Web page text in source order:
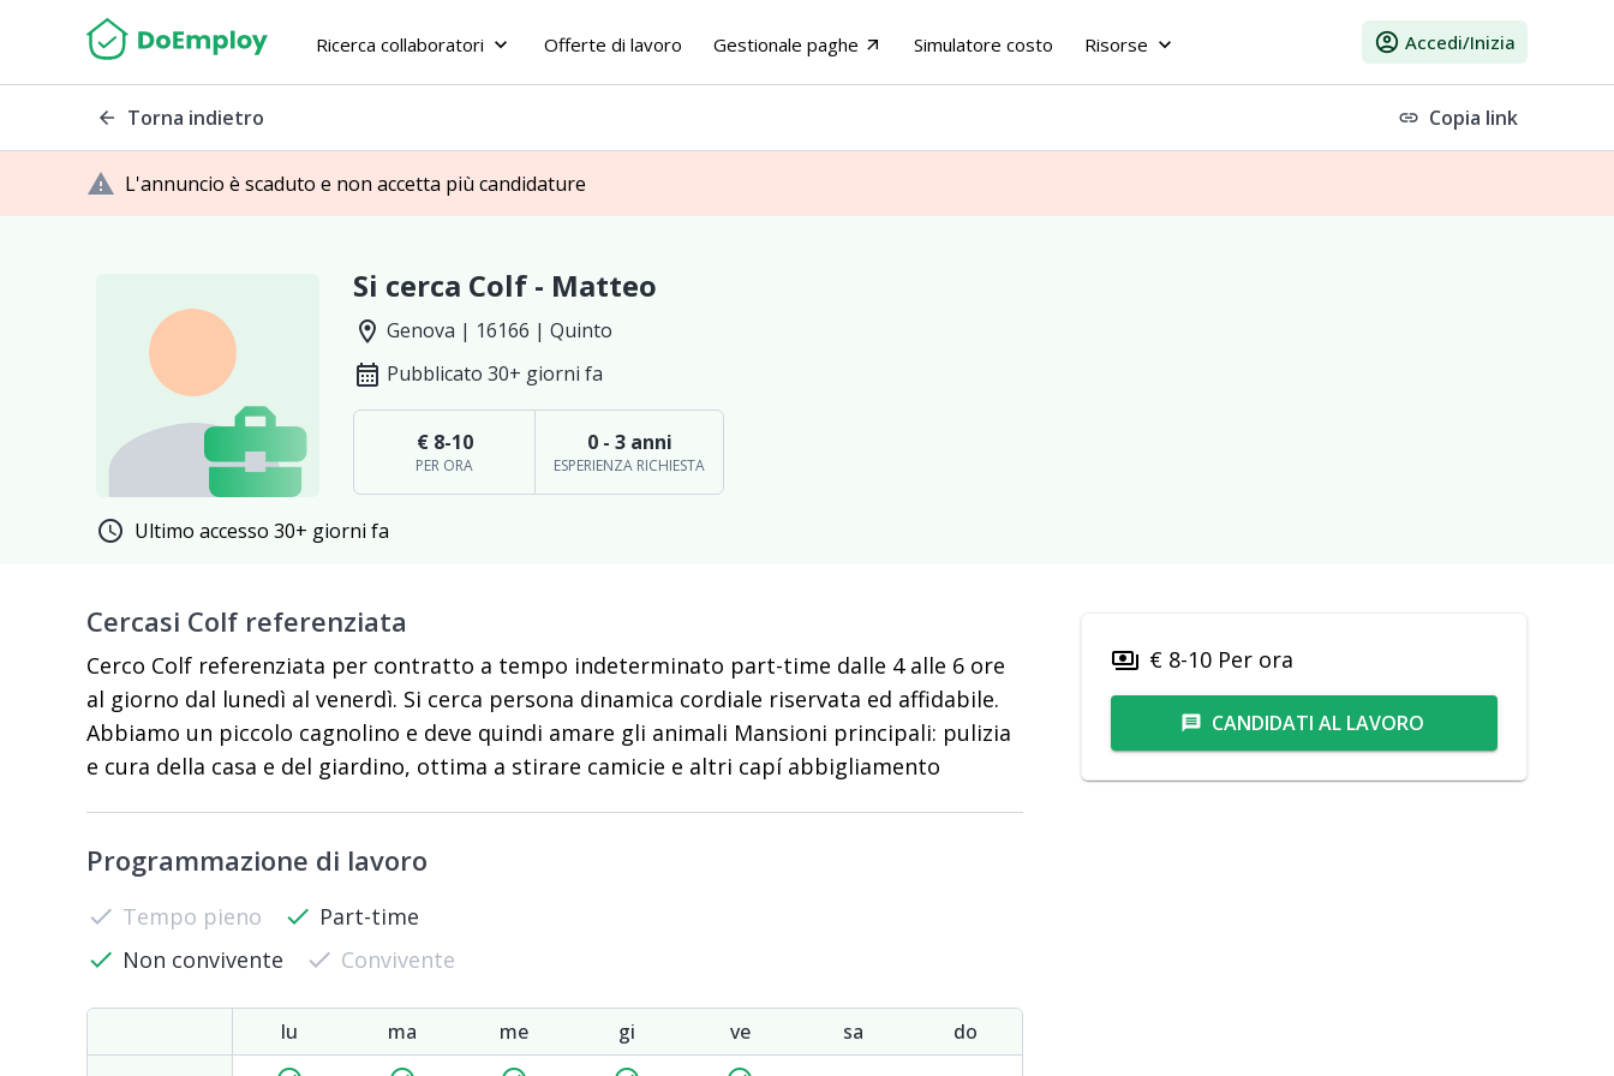
Ricerca collaboratori keyboard_arrow_down Offerte di lavoro Gestionale paghe arrow_outward Simulatore costo Risorse keyboard_arrow_down account_circle Accedi/Inizia
arrow_back Torna indietro link Copia link
warning L'annuncio è scaduto e non accetta più candidature
Si cerca Colf - Matteo
location_on Genova | 16166 | Quinto
calendar_month Pubblicato 30+ giorni fa
€ 8-10
PER ORA
0 - 3 anni
ESPERIENZA RICHIESTA
schedule Ultimo accesso 30+ giorni fa
Cercasi Colf referenziata
Cerco Colf referenziata per contratto a tempo indeterminato part-time dalle 4 alle 6 ore
al giorno dal lunedì al venerdì. Si cerca persona dinamica cordiale riservata ed affidabile.
Abbiamo un piccolo cagnolino e deve quindi amare gli animali Mansioni principali: pulizia
e cura della casa e del giardino, ottima a stirare camicie e altri capí abbigliamento
Programmazione di lavoro
check Tempo pieno check Part-time
check Non convivente check Convivente
lu ma me gi ve sa
do
payments € 8-10 Per ora
message CANDIDATI AL LAVORO